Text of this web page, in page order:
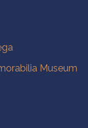
Museum